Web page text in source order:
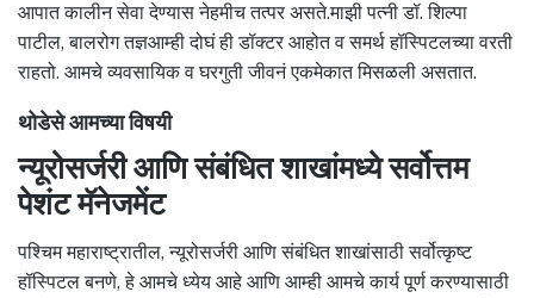
आपात कालीन सेवा देण्यास नेहमीच तत्पर असते.माझी पत्नी डॉ. शिल्पा
पाटील, बालरोग तज्ञआम्ही दोघं ही डॉक्टर आहोत व समर्थ हॉस्पिटलच्या वरती
राहतो. आमचे व्यवसायिक व घरगुती जीवनं एकमेकात मिसळली असतात.
थोडेसे आमच्या विषयी
न्यूरोसर्जरी आणि संबंधित शाखांमध्ये सर्वोत्तम
पेशंट मॅनेजमेंट
पश्चिम महाराष्ट्रातील, न्यूरोसर्जरी आणि संबंधित शाखांसाठी सर्वोत्कृष्ट
हॉस्पिटल बनणे, हे आमचे ध्येय आहे आणि आम्ही आमचे कार्य पूर्ण करण्यासाठी